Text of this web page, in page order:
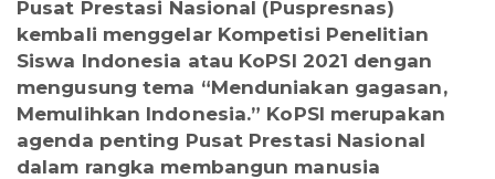
Pusat Prestasi Nasional (Puspresnas)
kembali menggelar Kompetisi Penelitian
Siswa Indonesia atau KoPSI 2021 dengan
mengusung tema “Menduniakan gagasan,
Memulihkan Indonesia.” KoPSI merupakan
agenda penting Pusat Prestasi Nasional
dalam rangka membangun manusia